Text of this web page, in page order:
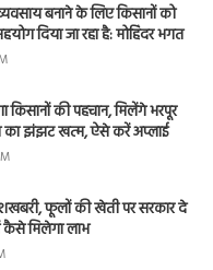
बनाने के लिए किसानों को
दिया जा रहा है: मोहिंदर भगत
किसानों की पहचान, मिलेंगे भरपूर
का झंझट खत्म, ऐसे करें अप्लाई
फूलों की खेती पर सरकार दे
कैसे मिलेगा लाभ